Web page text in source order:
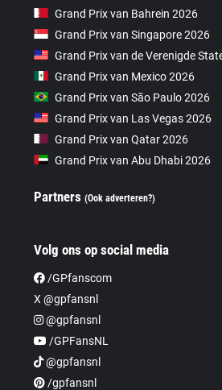
Grand Prix van Bahrein 2026
Grand Prix van Singapore 2026
Grand Prix van de Verenigde
Grand Prix van Mexico 2026
Grand Prix van São Paulo 2026
Grand Prix van Las Vegas 2026
Grand Prix van Qatar 2026
Grand Prix van Abu Dhabi 2026
Partners(Ook adverteren?)
Volg ons op social media
/GPfanscom
X @gpfansnl
@gpfansnl
/GPFansNL
@gpfansnl
/gpfansnl